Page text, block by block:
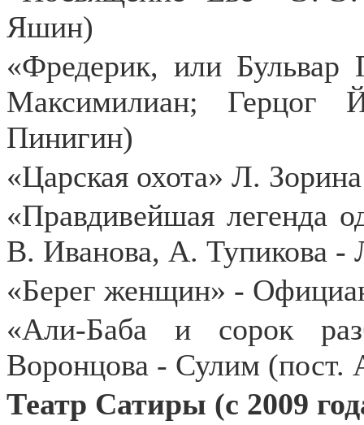
Яшин)
«Фредерик, или
Максимилиан;
Пинигин)
«Царская охота» Л.
«Правдивейшая легенда
В. Иванова, А. Тупикова -
«Берег женщин» -
«Али-Баба и сорок
Воронцова - Сулим
Театр Сатиры (с 2009